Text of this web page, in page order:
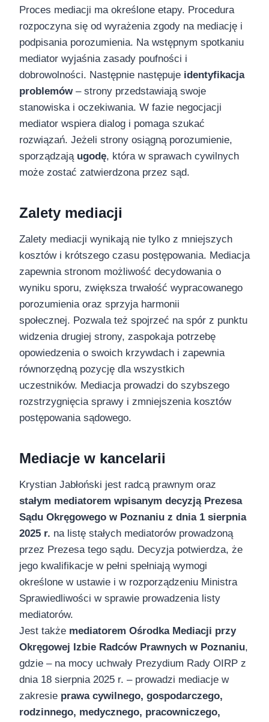
Proces mediacji ma określone etapy. Procedura
rozpoczyna się od wyrażenia zgody na mediację i
podpisania porozumienia. Na wstępnym spotkaniu
mediator wyjaśnia zasady poufności i
dobrowolności. Następnie następuje identyfikacja
problemów– strony przedstawiają swoje
stanowiska i oczekiwania. W fazie negocjacji
mediator wspiera dialog i pomaga szukać
rozwiązań. Jeżeli strony osiągną porozumienie,
sporządzają ugodę, która w sprawach cywilnych
może zostać zatwierdzona przez sąd.
Zalety mediacji
Zalety mediacji wynikają nie tylko z mniejszych
kosztów i krótszego czasu postępowania. Mediacja
zapewnia stronom możliwość decydowania o
wyniku sporu, zwiększa trwałość wypracowanego
porozumienia oraz sprzyja harmonii
społecznej. Pozwala też spojrzeć na spór z punktu
widzenia drugiej strony, zaspokaja potrzebę
opowiedzenia o swoich krzywdach i zapewnia
równorzędną pozycję dla wszystkich
uczestników. Mediacja prowadzi do szybszego
rozstrzygnięcia sprawy i zmniejszenia kosztów
postępowania sądowego.
Mediacje w kancelarii
Krystian Jabłoński jest radcą prawnym oraz
stałym mediatorem wpisanym decyzją Prezesa
Sądu Okręgowego w Poznaniu z dnia 1 sierpnia
2025 r. na listę stałych mediatorów prowadzoną
przez Prezesa tego sądu. Decyzja potwierdza, że
jego kwalifikacje w pełni spełniają wymogi
określone w ustawie i w rozporządzeniu Ministra
Sprawiedliwości w sprawie prowadzenia listy
mediatorów.
Jest także mediatorem Ośrodka Mediacji przy
Okręgowej Izbie Radców Prawnych w Poznaniu,
gdzie – na mocy uchwały Prezydium Rady OIRP z
dnia 18 sierpnia 2025 r. – prowadzi mediacje w
zakresie prawa cywilnego, gospodarczego,
rodzinnego, medycznego, pracowniczego,